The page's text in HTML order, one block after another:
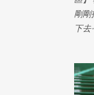
剛剛
下
怕人